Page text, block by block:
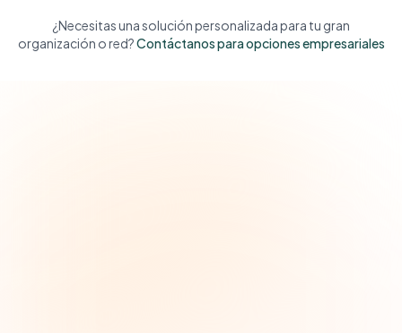
¿Necesitas una solución personalizada para tu gran
organización o red?Contáctanos para opciones empresariales